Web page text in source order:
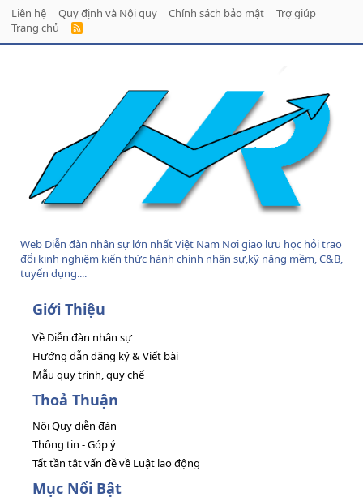
Liên hệ
Quy định và Nội quy Chính sách bảo mật
Trợ giúp
Trang chủ
R
Web Diễn đàn nhân sự lớn nhất Việt Nam Nơi giao lưu học hỏi trao
đổi kinh nghiệm kiến thức hành chính nhân sự,kỹ năng mềm, C&B,
tuyển dụng....
Giới Thiệu
Về Diễn đàn nhân sự
Hướng dẫn đăng ký & Viết bài
Mẫu quy trình, quy chế
Thoả Thuận
Nội Quy diễn đàn
Thông tin - Góp ý
Tất tần tật vấn đề về Luật lao động
Mục Nổi Bật